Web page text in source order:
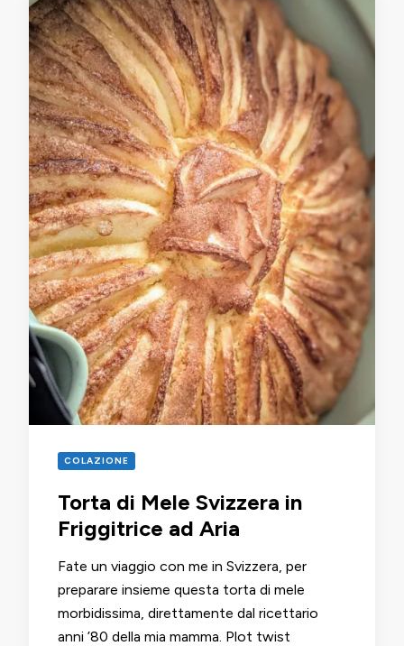
COLAZIONE
Torta di Mele Svizzera in
Friggitrice ad Aria
Fate un viaggio con me in Svizzera, per
preparare insieme questa torta di mele
morbidissima, direttamente dal ricettario
anni ’80 della mia mamma. Plot twist